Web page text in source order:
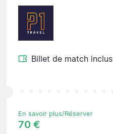
Billet de match inclus
En savoir plus/Réserver
70 €